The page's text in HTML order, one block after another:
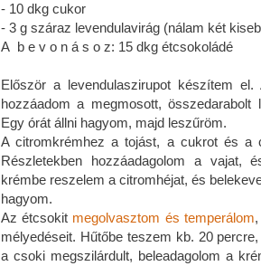
- 10 dkg cukor
- 3 g száraz levendulavirág (nálam két
A b e v o n á s o z: 15 dkg étcsokoládé
Először a levendulaszirupot készítem
hozzáadom a megmosott, összedarabolt
Egy órát állni hagyom, majd leszűröm.
A citromkrémhez a tojást, a cukrot és a
Részletekben hozzáadagolom a vajat,
krémbe reszelem a citromhéjat, és
hagyom.
Az étcsokit megolvasztom és temperálom
mélyedéseit. Hűtőbe teszem kb. 20
a csoki megszilárdult, beleadagolom a